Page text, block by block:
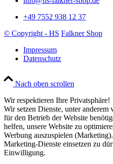
+49 7552 938 12 37
© Copyright - HS Falkner Shop
Impressum
Datenschutz
Nach oben scrollen
Wir respektieren Ihre Privatsphäre!
Wir setzen Dienste, unter
für den Betrieb der Website
helfen, unsere Website zu
Werbung auszuspielen
Marketing-Dienste einsetzen zu
Einwilligung.